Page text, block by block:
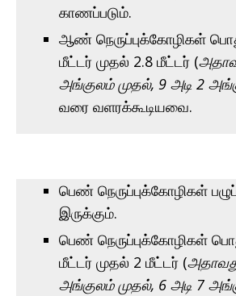
காணப்படும்.
ஆண் நெருப்புக்கோழிகள்
மீட்டர் முதல் 2.8 மீட்டர் (
அங்குலம் முதல், 9 அடி 2
வரை வளரக்கூடியவை.
பெண் நெருப்புக்கோழிகள்
இருக்கும்.
பெண் நெருப்புக்கோழிகள்
மீட்டர் முதல் 2 மீட்டர் (
அங்குலம் முதல், 6 அடி 7